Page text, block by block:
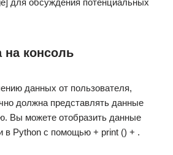
для обсуждения потенциальных
консоль
данных от пользователя,
должна представлять данные
Вы можете отобразить данные
в Python с помощью + print () + .